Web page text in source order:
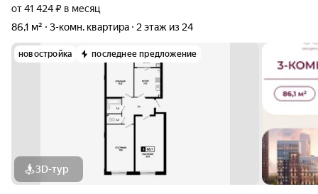
от 41 424 ₽ в месяц
86,1 м²
3-комн. квартира 2 этаж из 24
новостройка последнее предложение
3D-тур